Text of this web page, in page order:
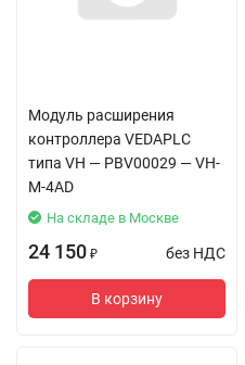
Модуль расширения
контроллера VEDAPLC
типа VH — PBV00029 — VH-
M-4AD
На складе в Москве
24 150 ₽ без НДС
В корзину